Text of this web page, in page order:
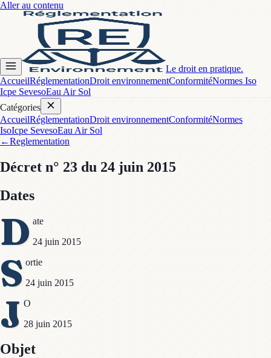
Aller au contenu
Le droit en pratique.
AccueilRéglementationDroit environnementConformitéNormes Iso
Icpe SevesoEau Air Sol
Catégories
AccueilRéglementationDroit environnementConformitéNormes
IsoIcpe SevesoEau Air Sol
←Reglementation
Décret n° 23 du 24 juin 2015
Dates
D ate
24 juin 2015
S ortie
24 juin 2015
J O
28 juin 2015
Objet